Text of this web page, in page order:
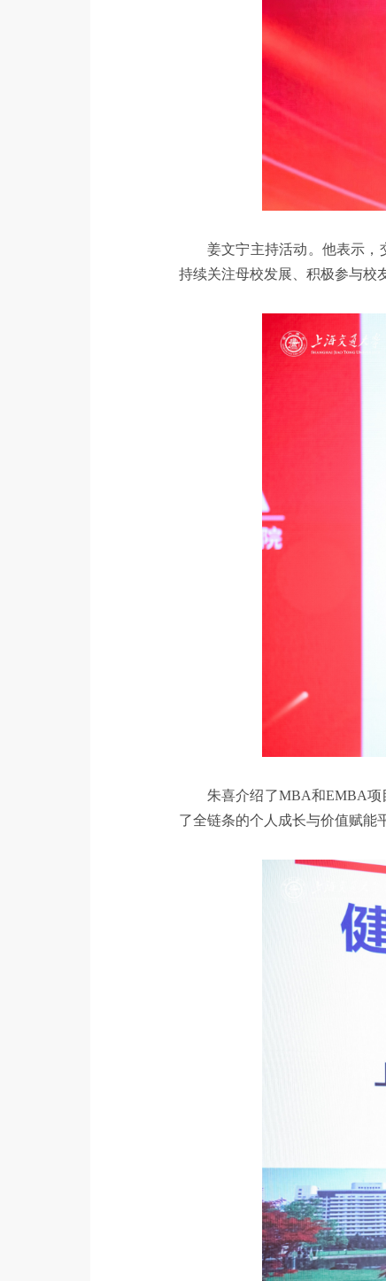
姜文宁主持活动。他表示，
持续关注母校发展、积极参与校
朱喜介绍了MBA和EMBA项
了全链条的个人成长与价值赋能